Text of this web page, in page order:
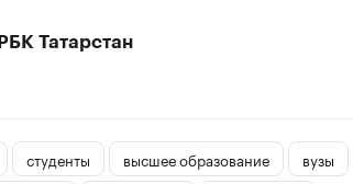
РБК Татарстан
студенты высшее образование вузы